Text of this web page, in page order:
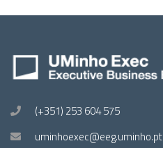
(+351) 253 604 575
uminhoexec@eeg.uminho.pt